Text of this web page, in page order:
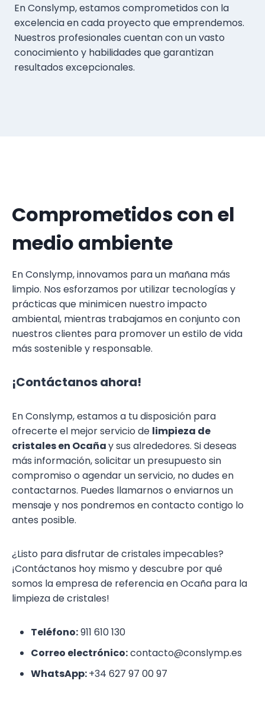
En Conslymp, estamos comprometidos con la
excelencia en cada proyecto que emprendemos.
Nuestros profesionales cuentan con un vasto
conocimiento y habilidades que garantizan
resultados excepcionales.
Comprometidos con el
medio ambiente
En Conslymp, innovamos para un mañana más
limpio. Nos esforzamos por utilizar tecnologías y
prácticas que minimicen nuestro impacto
ambiental, mientras trabajamos en conjunto con
nuestros clientes para promover un estilo de vida
más sostenible y responsable.
¡Contáctanos ahora!
En Conslymp, estamos a tu disposición para
ofrecerte el mejor servicio de limpieza de
cristales en Ocañay sus alrededores. Si deseas
más información, solicitar un presupuesto sin
compromiso o agendar un servicio, no dudes en
contactarnos. Puedes llamarnos o enviarnos un
mensaje y nos pondremos en contacto contigo lo
antes posible.
¿Listo para disfrutar de cristales impecables?
¡Contáctanos hoy mismo y descubre por qué
somos la empresa de referencia en Ocaña para la
limpieza de cristales!
Teléfono:911 610 130
Correo electrónico:contacto@conslymp.es
WhatsApp:+34 627 97 00 97